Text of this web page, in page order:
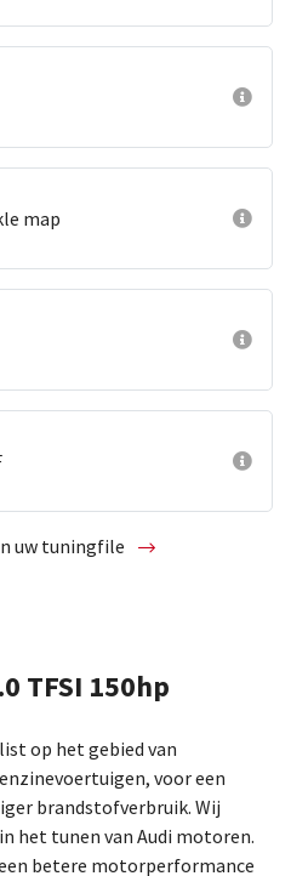
map
uw tuningfile
TFSI 150hp
op het gebied van
voor een
brandstofverbruik. Wij
het tunen van Audi motoren.
betere motorperformance